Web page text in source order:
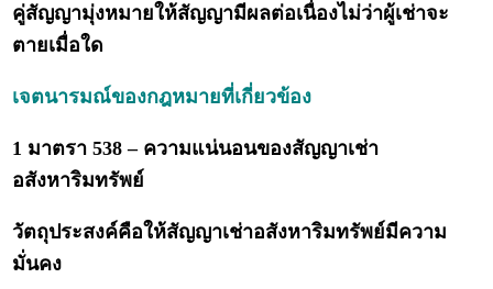
คู่สัญญามุ่งหมายให้สัญญามีผลต่อเนื่องไม่ว่าผู้เช่าจะ
ตายเมื่อใด
เจตนารมณ์ของกฎหมายที่เกี่ยวข้อง
1 มาตรา 538 – ความแน่นอนของสัญญาเช่า
อสังหาริมทรัพย์
วัตถุประสงค์คือให้สัญญาเช่าอสังหาริมทรัพย์มีความ
มั่นคง